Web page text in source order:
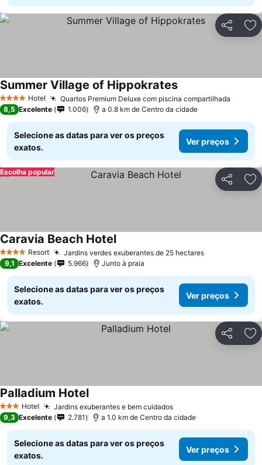
Partilhar
4 EstrelasHotel Quartos Premium Deluxe com piscina compartilhada
Summer Village of HippokratesVer preços
8,5 Excelente 1.006 a 0.8 km de Centro da cidade
Selecione as datas para ver os preços
exatos.
Ver preços
Partilhar
Escolha popular
4 EstrelasResort Jardins verdes exuberantes de 25 hectaresVer preços
Caravia Beach HotelVer preços
9,1 Excelente 5.966 Junto à praia
Selecione as datas para ver os preços
exatos.
Ver preços
Partilhar
3 EstrelasHotel Jardins exuberantes e bem cuidadosVer preços
Palladium HotelVer preços
9,3 Excelente 2.781 a 1.0 km de Centro da cidade
Selecione as datas para ver os preços
exatos.
Ver preços